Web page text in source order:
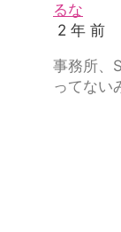
るな
2 年 前
事務所、
ってない